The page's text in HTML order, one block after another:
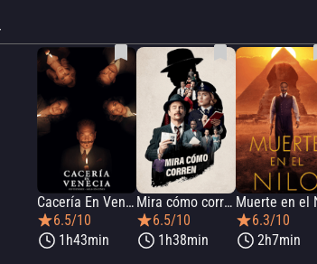
Cacería En Venecia
6.5/10
1h43min
Mira cómo corren
6.5/10
1h38min
6.3/10
2h7min